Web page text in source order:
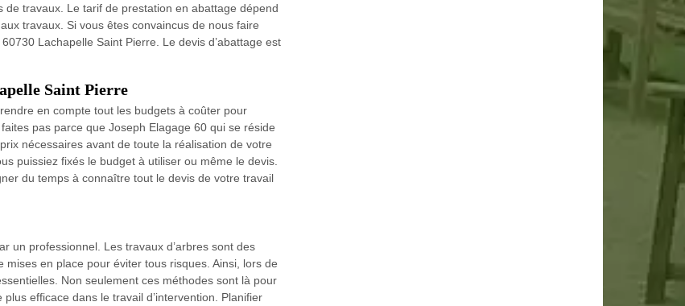
travaux. Le tarif de prestation en abattage dépend
travaux. Si vous êtes convaincus de nous faire
Lachapelle Saint Pierre. Le devis d’abattage est
Saint Pierre
en compte tout les budgets à coûter pour
pas parce que Joseph Elagage 60 qui se réside
nécessaires avant de toute la réalisation de votre
puissiez fixés le budget à utiliser ou même le devis.
du temps à connaître tout le devis de votre travail
un professionnel. Les travaux d’arbres sont des
en place pour éviter tous risques. Ainsi, lors de
Non seulement ces méthodes sont là pour
efficace dans le travail d’intervention. Planifier